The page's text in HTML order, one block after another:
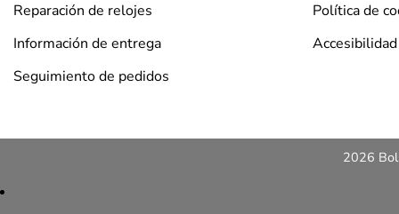
Reparación de relojes
Información de entrega
Seguimiento de pedidos
Política de
Accesibilidad
2026